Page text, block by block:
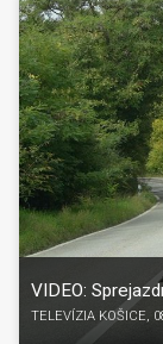
VIDEO:
TELEVÍZIA KOŠICE,